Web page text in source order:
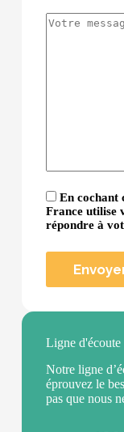
En cochant
France utilise
répondre à
Ligne d'écoute
Notre ligne
éprouvez le
pas que nous